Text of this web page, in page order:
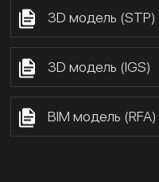
3D модель (STP)
3D модель (IGS)
BIM модель (RFA)